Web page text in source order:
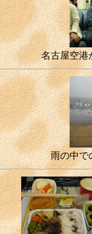
名古屋空
雨の中で